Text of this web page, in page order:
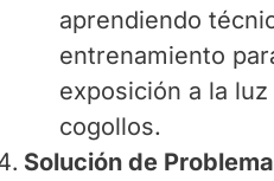
aprendiendo
entrenamiento
exposición a la
cogollos.
Solución de